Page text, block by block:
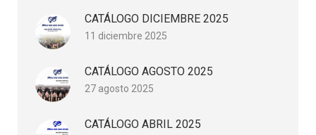
CATÁLOGO DICIEMBRE 2025
11 diciembre 2025
CATÁLOGO AGOSTO 2025
27 agosto 2025
CATÁLOGO ABRIL 2025